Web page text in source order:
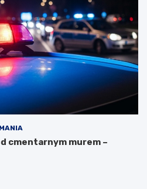
cmentarnym murem –